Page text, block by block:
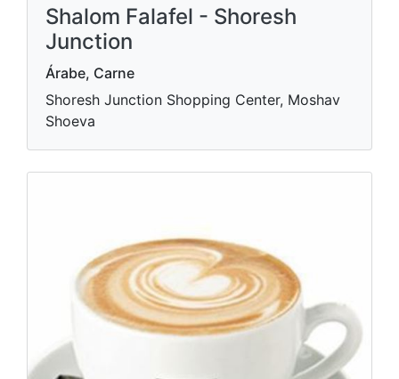
Shalom Falafel - Shoresh
Junction
Árabe, Carne
Shoresh Junction Shopping Center, Moshav
Shoeva